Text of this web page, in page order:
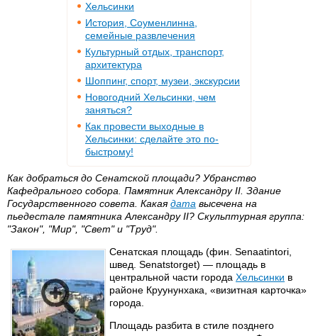
Хельсинки
История, Соуменлинна,
семейные развлечения
Культурный отдых, транспорт,
архитектура
Шоппинг, спорт, музеи, экскурсии
Новогодний Хельсинки, чем
заняться?
Как провести выходные в
Хельсинки: сделайте это по-
быстрому!
Как добраться до Сенатской площади? Убранство
Кафедрального собора. Памятник Александру II. Здание
Государственного совета. Какаядата высечена на
пьедестале памятника Александру II? Скульптурная группа:
"Закон", "Мир", "Свет" и "Труд".
Сенатская площадь (фин. Senaatintori,
швед. Senatstorget) — площадь в
центральной части города Хельсинки в
районе Круунунхака, «визитная карточка»
города.
Площадь разбита в стиле позднего